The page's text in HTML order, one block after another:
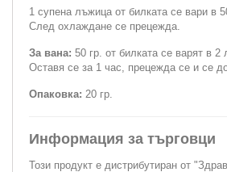
1 супена лъжица от билката се вари в
След охлаждане се прецежда.
За вана: 50 гр. от билката се варят в 2
Оставя се за 1 час, прецежда се и се
Опаковка: 20 гр.
Информация за търговци
Този продукт е дистрибутиран от